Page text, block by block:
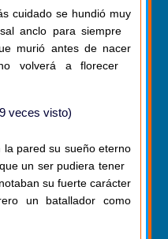
cuidado se hundió muy
anclo para siempre
murió antes de nacer
volverá a florecer
veces visto)
pared su sueño eterno
un ser pudiera tener
su fuerte carácter
un batallador como